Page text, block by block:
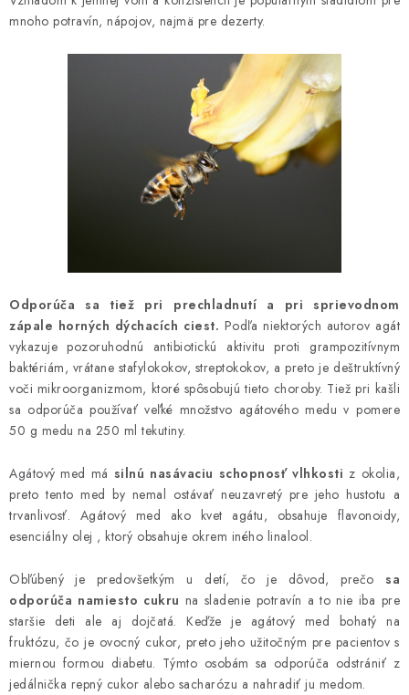
mnoho potravín, nápojov, najmä pre dezerty.
Odporúča sa tiež pri prechladnutí a pri sprievodnom
zápale horných dýchacích ciest. Podľa niektorých autorov agát
vykazuje pozoruhodnú antibiotickú aktivitu proti grampozitívnym
baktériám, vrátane stafylokokov, streptokokov, a preto je deštruktívný
voči mikroorganizmom, ktoré spôsobujú tieto choroby. Tiež pri kašli
sa odporúča používať veľké množstvo agátového medu v pomere
50 g medu na 250 ml tekutiny.
Agátový med má silnú nasávaciu schopnosť vlhkosti z okolia,
preto tento med by nemal ostávať neuzavretý pre jeho hustotu a
trvanlivosť. Agátový med ako kvet agátu, obsahuje flavonoidy,
esenciálny olej , ktorý obsahuje okrem iného linalool.
Obľúbený je predovšetkým u detí, čo je dôvod, prečo sa
odporúča namiesto cukru na sladenie potravín a to nie iba pre
staršie deti ale aj dojčatá. Keďže je agátový med bohatý na
fruktózu, čo je ovocný cukor, preto jeho užitočným pre pacientov s
miernou formou diabetu. Týmto osobám sa odporúča odstrániť z
jedálnička repný cukor alebo sacharózu a nahradiť ju medom.